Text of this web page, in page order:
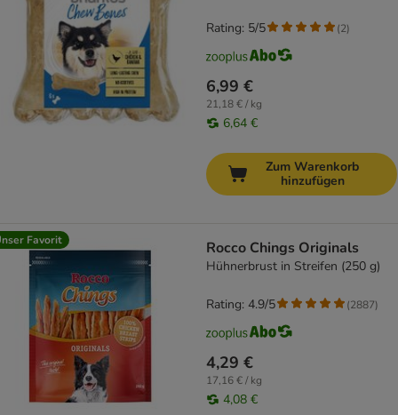
6,99 €
21,18 € / kg
6,64 €
Rating: 5/5 (2)
Zum Warenkorb
hinzufügen
Favorit Rocco Chings Originals
Hühnerbrust in Streifen (250 g)
4,29 €
17,16 € / kg
4,08 €
Rating: 4.9/5 (2887)